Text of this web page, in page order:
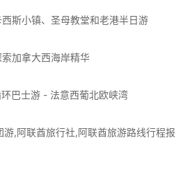
斯小镇、圣母教堂和老港半日游
加拿大西海岸精华
巴士游 - 法意西葡北欧峡湾
,阿联酋旅行社,阿联酋旅游路线行程报